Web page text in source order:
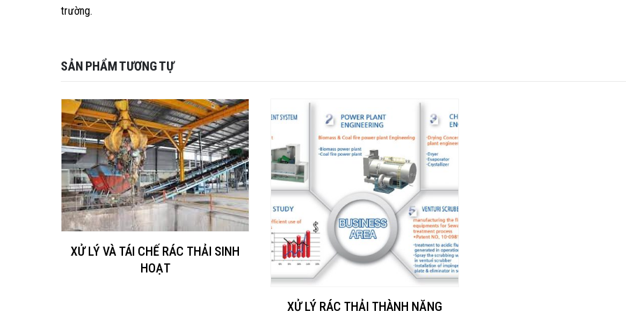
trường.
SẢN PHẨM TƯƠNG TỰ
XỬ LÝ VÀ TÁI CHẾ RÁC THẢI SINH
HOẠT
XỬ LÝ RÁC THẢI THÀNH NĂNG